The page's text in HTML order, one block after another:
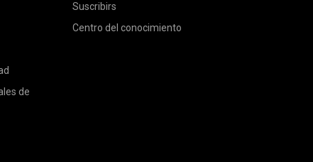
de
Suscribirs
Centro del conocimiento